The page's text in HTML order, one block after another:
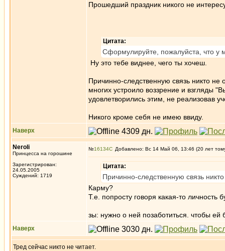
Прошедший праздник никого не
Цитата:
Сформулируйте, пожалуйста, что
Ну это тебе виднее, чего ты хочеш.
Причинно-следственную связь никто
многих устроило воззрение и взгляды
удовлетворились этим, не реализовав
Никого кроме себя не имею ввиду.
Наверх
Neroli
Принцесса на горошине
Зарегистрирован:
24.05.2005
Суждений: 1719
№16134 Добавлено: Вс 14 Май 06, 13:46 (20 лет
Цитата:
Причинно-следственную связь
Карму?
Т.е. попросту говоря какая-то
зы: нужно о ней позаботиться. чтобы
Наверх
Тред сейчас никто не читает.